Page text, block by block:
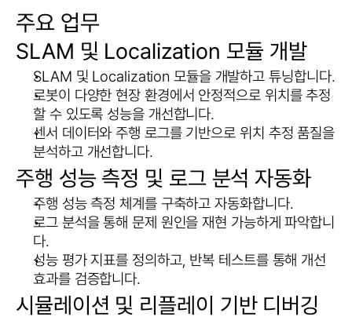
주요 업무
SLAM 및 Localization 모듈 개발
SLAM 및 Localization 모듈을 개발하고 튜닝합니다.
로봇이 다양한 현장 환경에서 안정적으로 위치를 추정
할 수 있도록 성능을 개선합니다.
센서 데이터와 주행 로그를 기반으로 위치 추정 품질을
분석하고 개선합니다.
주행 성능 측정 및 로그 분석 자동화
주행 성능 측정 체계를 구축하고 자동화합니다.
로그 분석을 통해 문제 원인을 재현 가능하게 파악합니
다.
성능 평가 지표를 정의하고, 반복 테스트를 통해 개선
효과를 검증합니다.
시뮬레이션 및 리플레이 기반 디버깅